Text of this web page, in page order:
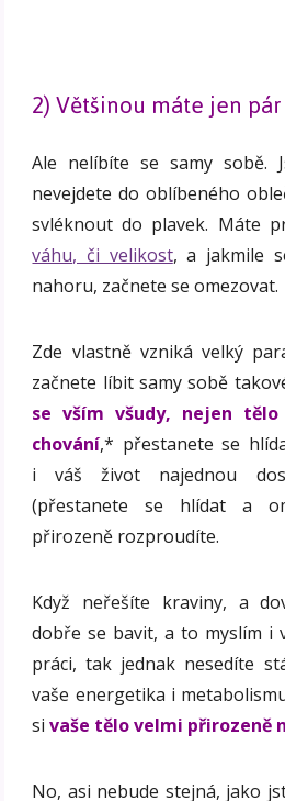
2) Většinou máte jen
Ale nelíbíte se samy sobě.
nevejdete do oblíbeného
svléknout do plavek. Máte
váhu, či velikost, a jakmile
nahoru, začnete se omezovat.
Zde vlastně vzniká velký
začnete líbit samy sobě
se vším všudy, nejen
chování,* přestanete se
i váš život najednou
(přestanete se hlídat a
přirozeně rozproudíte.
Když neřešíte kraviny, a
dobře se bavit, a to myslím i
práci, tak jednak nesedíte
vaše energetika i
sivaše tělo velmi přirozeně
No, asi nebude stejná, jako